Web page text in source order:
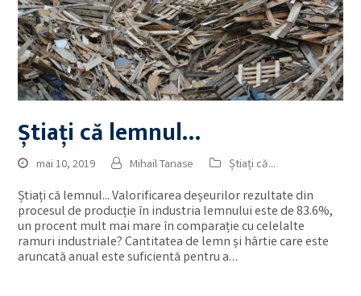
Știați că lemnul…
mai 10, 2019 Mihail Tanase Știați că...
Știați că lemnul... Valorificarea deșeurilor rezultate din
procesul de producție în industria lemnului este de 83.6%,
un procent mult mai mare în comparație cu celelalte
ramuri industriale? Cantitatea de lemn și hârtie care este
aruncată anual este suficientă pentru a…